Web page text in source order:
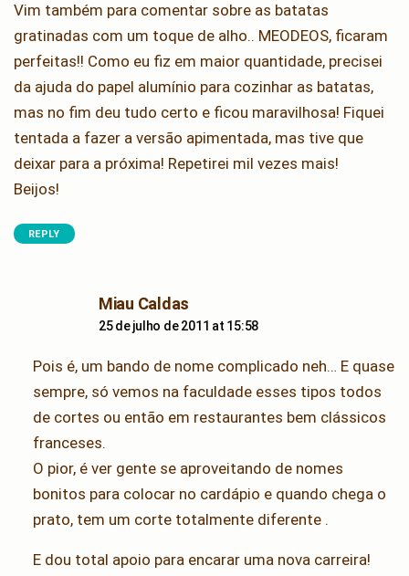
Vim também para comentar sobre as batatas
gratinadas com um toque de alho.. MEODEOS, ficaram
perfeitas!! Como eu fiz em maior quantidade, precisei
da ajuda do papel alumínio para cozinhar as batatas,
mas no fim deu tudo certo e ficou maravilhosa! Fiquei
tentada a fazer a versão apimentada, mas tive que
deixar para a próxima! Repetirei mil vezes mais!
Beijos!
REPLY
Miau Caldas
25 de julho de 2011 at 15:58
Pois é, um bando de nome complicado neh… E quase
sempre, só vemos na faculdade esses tipos todos
de cortes ou então em restaurantes bem clássicos
franceses.
O pior, é ver gente se aproveitando de nomes
bonitos para colocar no cardápio e quando chega o
prato, tem um corte totalmente diferente .
E dou total apoio para encarar uma nova carreira!